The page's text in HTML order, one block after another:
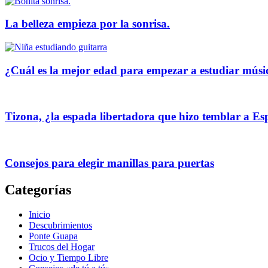
La belleza empieza por la sonrisa.
¿Cuál es la mejor edad para empezar a estudiar
Tizona, ¿la espada libertadora que hizo temblar a
Consejos para elegir manillas para puertas
Categorías
Inicio
Descubrimientos
Ponte Guapa
Trucos del Hogar
Ocio y Tiempo Libre